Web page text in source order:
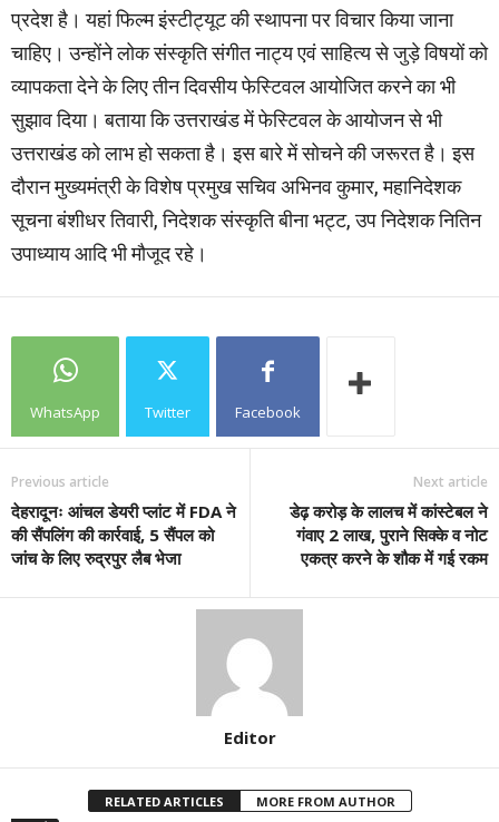
प्रदेश है। यहां फिल्म इंस्टीट्यूट की स्थापना पर विचार किया जाना
चाहिए। उन्होंने लोक संस्कृति संगीत नाट्य एवं साहित्य से जुड़े विषयों को
व्यापकता देने के लिए तीन दिवसीय फेस्टिवल आयोजित करने का भी
सुझाव दिया। बताया कि उत्तराखंड में फेस्टिवल के आयोजन से भी
उत्तराखंड को लाभ हो सकता है। इस बारे में सोचने की जरूरत है। इस
दौरान मुख्यमंत्री के विशेष प्रमुख सचिव अभिनव कुमार, महानिदेशक
सूचना बंशीधर तिवारी, निदेशक संस्कृति बीना भट्ट, उप निदेशक नितिन
उपाध्याय आदि भी मौजूद रहे।
WhatsApp Twitter Facebook
Previous article
देहरादूनः आंचल डेयरी प्लांट में FDA ने
की सैंपलिंग की कार्रवाई, 5 सैंपल को
जांच के लिए रुद्रपुर लैब भेजा
Next article
डेढ़ करोड़ के लालच में कांस्टेबल ने
गंवाए 2 लाख, पुराने सिक्के व नोट
एकत्र करने के शौक में गई रकम
Editor
RELATED ARTICLES MORE FROM AUTHOR